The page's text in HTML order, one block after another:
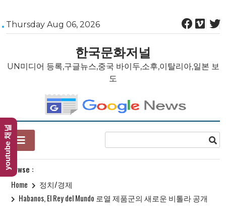
Skip
to
Thursday Aug 06, 2026
한국문화저널
UN미디어 등록,구글뉴스,중국 바이두,소후,이탈리아,일본 보
도
Browse :
Home
정치/경제
Habanos, El Rey del Mundo 로열 제품군의 새로운 비톨라 공개
youtube 채널